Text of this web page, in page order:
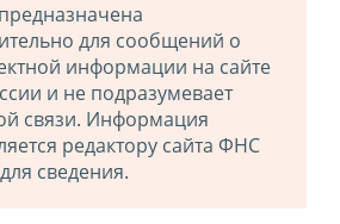
для сообщений о
информации на сайте
и не подразумевает
связи. Информация
редактору сайта ФНС
сведения.